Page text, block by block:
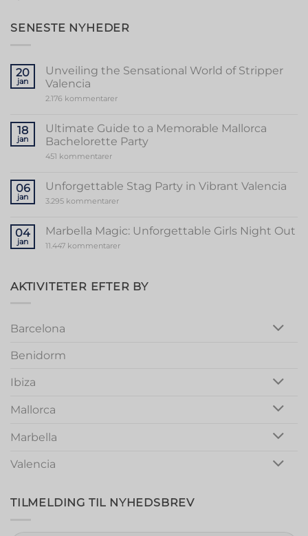
SENESTE NYHEDER
20
jan
Unveiling the Sensational World of Stripper
Valencia
2.176 kommentarertil
Sensational
World
of
18
jan
Ultimate Guide to a Memorable Mallorca
Bachelorette Party
451 kommentarertil
to
a
Memorable
Party
06
jan
Unforgettable Stag Party in Vibrant Valencia
3.295 kommentarertil
Party
in
Vibrant
04
jan
Marbella Magic: Unforgettable Girls Night Out
11.447 kommentarertil
Girls
Night
AKTIVITETER EFTER BY
Barcelona
Benidorm
Ibiza
Mallorca
Marbella
Valencia
TILMELDING TIL NYHEDSBREV